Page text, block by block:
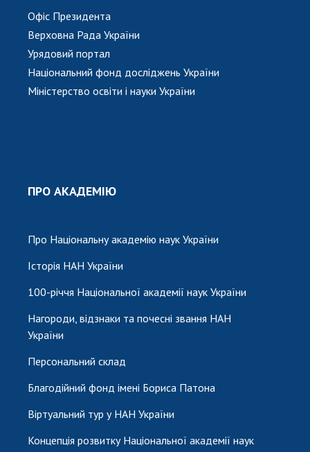
Офіс Президента
Верховна Рада України
Урядовий портал
Національний фонд досліджень України
Міністерство освіти і науки України
ПРО АКАДЕМІЮ
Про Національну академію наук України
Історія НАН України
100-річчя Національної академії наук України
Нагороди, відзнаки та почесні звання НАН
України
Персональний склад
Благодійний фонд імені Бориса Патона
Віртуальний тур у НАН України
Концепція розвитку Національної академії наук